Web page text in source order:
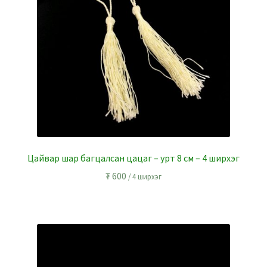
Цайвар шар багцалсан цацаг – урт 8 см – 4 ширхэг
₮600 / 4 ширхэг